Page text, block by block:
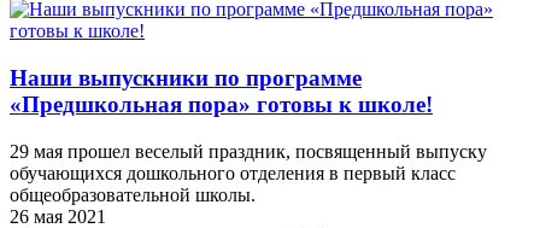
Наши выпускники по программе
«Предшкольная пора» готовы к школе!
29 мая прошел веселый праздник, посвященный выпуску
обучающихся дошкольного отделения в первый класс
общеобразовательной школы.
26 мая 2021